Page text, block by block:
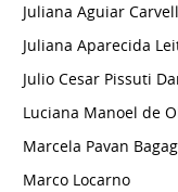
Juliana Aguiar
Juliana Aparecida
Julio Cesar Pissuti
Luciana Manoel de
Marcela Pavan
Marco Locarno